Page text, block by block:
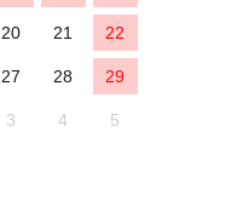
20 21 22
27 28 29
3 4 5